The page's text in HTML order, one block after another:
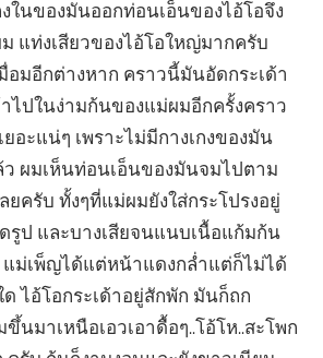
ในของมันออกท่อนเอ็นของไอ้โอจึง
แท่งเสียวของไอ้โอใหญ่มากครับ
อมอีกต่างหาก คราวนี้มันอัดกระเด้า
ไปในง่ามก้นของแม่ผมอีกครั้งคราว
ยอะแน่ๆ เพราะไม่มีกางเกงของมัน
ผมเห็นท่อนเอ็นของมันจมไปตาม
ยครับ ทั้งๆที่แม่ผมยังใส่กระโปรงอยู่
รูป และบางเสียจนแนบเนื้อแก้มก้น
แม่เพ็ญได้แต่หน้าแดงกล่ำแต่ก็ไม่ได้
ไอ้โอกระเด้าอยู่สักพัก มันก็ถก
นมาเหนือเอวเอาดื้อๆ..โอ้โห..สะโพก